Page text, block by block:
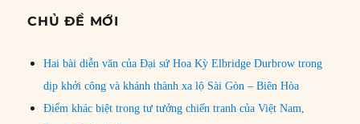
CHỦ ĐỀ MỚI
Hai bài diễn văn của Đại sứ Hoa Kỳ Elbridge Durbrow trong
dịp khởi công và khánh thành xa lộ Sài Gòn – Biên Hòa
Điểm khác biệt trong tư tưởng chiến tranh của Việt Nam,